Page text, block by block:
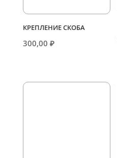
КРЕПЛЕНИЕ СКОБА
300,00 ₽